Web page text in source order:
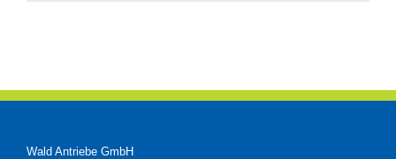
Wald Antriebe GmbH